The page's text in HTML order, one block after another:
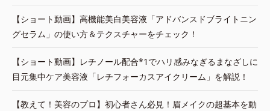
【ショート動画】高機能美白美容液「アドバンスドブライトニン
グセラム」の使い方＆テクスチャーをチェック！
【ショート動画】レチノール配合*1でハリ感みなぎるまなざしに
目元集中ケア美容液「レチフォーカスアイクリーム」を解説！
【教えて！美容のプロ】初心者さん必見！眉メイクの超基本を動